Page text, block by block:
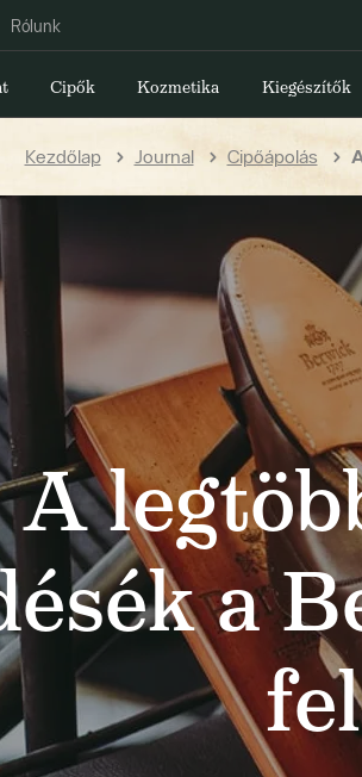
Rólunk
Cipők Kozmetika Kiegészítők
Kezdőlap Journal Cipőápolás
A
a